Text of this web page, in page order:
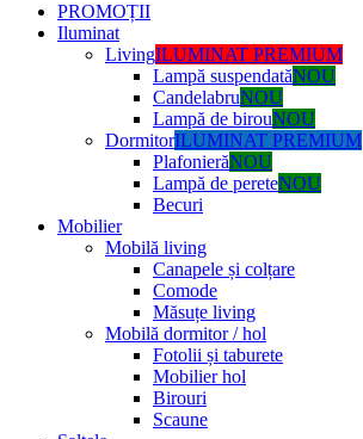
PROMOȚII
Iluminat
LivingILUMINAT PREMIUM
Lampă suspendatăNOU
CandelabruNOU
Lampă de birouNOU
DormitorILUMINAT PREMIUM
PlafonierăNOU
Lampă de pereteNOU
Becuri
Mobilier
Mobilă living
Canapele și colțare
Comode
Măsuțe living
Mobilă dormitor / hol
Fotolii și taburete
Mobilier hol
Birouri
Scaune